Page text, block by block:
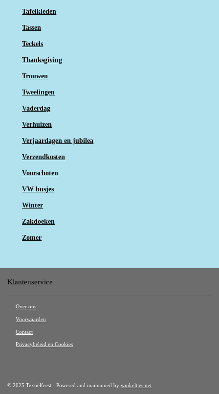
Tafelkleden
Tassen
Teckels
Thanksgiving
Trouwen
Tweelingen
Vaderdag
Verhuizen
Verjaardagen en jubilea
Verzendkosten
Voorschoten
VW busjes
Winter
Zakdoeken
Zomer
Klantenservice
Over ons
Voorwaarden
Contact
Privacybeleid en Cookies
© 2025 Textielfeest - Powered and maintained bywinkeltjes.net